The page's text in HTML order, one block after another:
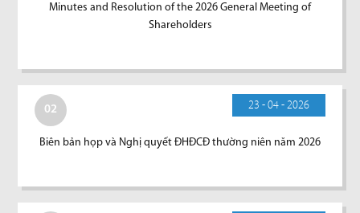
Minutes and Resolution of the 2026 General Meeting of
Shareholders
02 23 - 04 - 2026
Biên bản họp và Nghị quyết ĐHĐCĐ thường niên năm 2026